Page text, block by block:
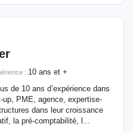
: 10 ans et +
de 10 ans d’expérience dans
PME, agence, expertise-
dans leur croissance
la pré-comptabilité, l...